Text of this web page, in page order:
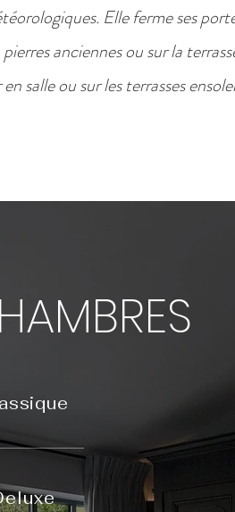
. Elle ferme ses
anciennes ou sur la
salle ou sur les terrasses